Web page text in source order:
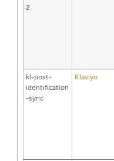
2
kl-post-
identification
-sync
Klaviyo